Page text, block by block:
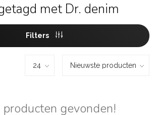
met Dr. denim
Filters
producten gevonden!